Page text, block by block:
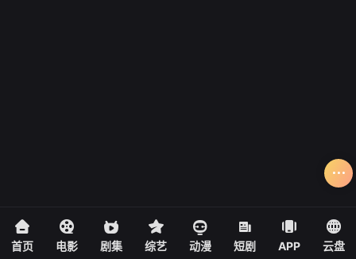
首页 电影 剧集 综艺 动漫 短剧 APP 云盘